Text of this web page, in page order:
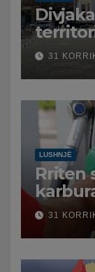
31
LUSHNJË
Rriten
dhe
31